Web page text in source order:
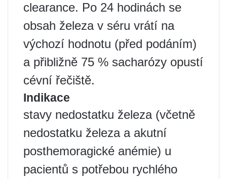
clearance. Po 24 hodinách se
obsah železa v séru vrátí na
výchozí hodnotu (před podáním)
a přibližně 75 % sacharózy opustí
cévní řečiště.
Indikace
stavy nedostatku železa (včetně
nedostatku železa a akutní
posthemoragické anémie) u
pacientů s potřebou rychlého